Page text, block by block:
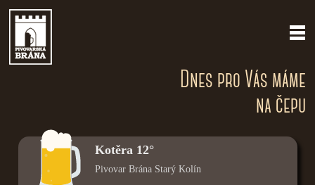
Dnes pro Vás máme
na čepu
Kotěra 12°
Pivovar Brána Starý Kolín